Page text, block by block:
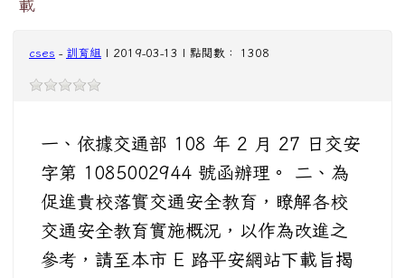
載
cses - 訓育組 | 2019-03-13 | 點閱數： 1308
一、依據交通部 108 年 2 月 27 日交安
字第 1085002944 號函辦理。 二、為
促進貴校落實交通安全教育，瞭解各校
交通安全教育實施概況，以作為改進之
參考，請至本市 E 路平安網站下載旨揭